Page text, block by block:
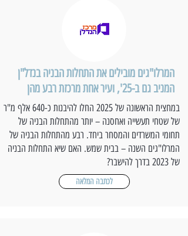
המרלו"גים מובילים את התחלות הבניה בנדל"ן
המניב גם ב-25', ועיר אחת מרכזת רבע מהן
במחצית הראשונה של 2025 החלו להיבנות כ-640 אלף מ"ר
של שטחי תעשייה ואחסנה – יותר מהתחלות הבניה של
תחומי המשרדים והמסחר ביחד. רבע מהתחלות הבניה של
המרלו"גים השנה – בבית שמש. האם שיא התחלות הבניה
של 2023 בדרך להישבר?
לכתבה המלאה